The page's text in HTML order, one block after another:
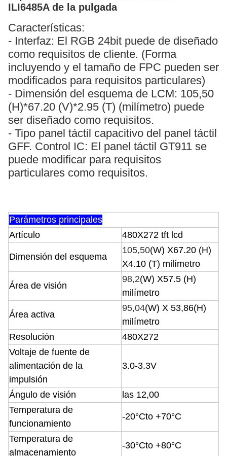
ILI6485A de la pulgada
Características:
- Interfaz: El RGB 24bit puede de diseñado
como requisitos de cliente. (Forma
incluyendo y el tamaño de FPC pueden ser
modificados para requisitos particulares)
- Dimensión del esquema de LCM: 105,50
(H)*67.20 (V)*2.95 (T) (milímetro) puede
ser diseñado como requisitos.
- Tipo panel táctil capacitivo del panel táctil
GFF. Control IC: El panel táctil GT911 se
puede modificar para requisitos
particulares como requisitos.
Parámetros principales
Artículo
480X272 tft lcd
Dimensión del esquema
105,50(W) X67.20 (H)
X4.10 (T) milímetro
Área de visión
98,2(W) X57.5 (H)
milímetro
Área activa
95,04(W) X 53,86(H)
milímetro
Resolución
480X272
Voltaje de fuente de
alimentación de la
impulsión
3.0-3.3V
Ángulo de visión
las 12,00
Temperatura de
funcionamiento
-20°Cto +70°C
Temperatura de
almacenamiento
-30°Cto +80°C